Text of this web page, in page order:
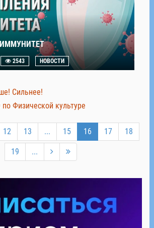
2543 НОВОСТИ
Сильнее!
Физической культуре
12 13 ... 15 16 17 18
19 ...